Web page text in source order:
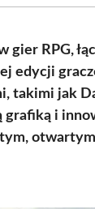
RPG,
edycji
takimi jak
grafiką i